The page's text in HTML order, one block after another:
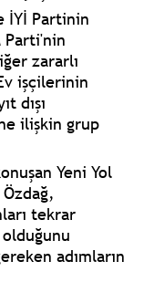
İYİ Partinin
Parti'nin
zararlı
işçilerinin
dışı
ilişkin grup
Yeni Yol
tekrar
adımların